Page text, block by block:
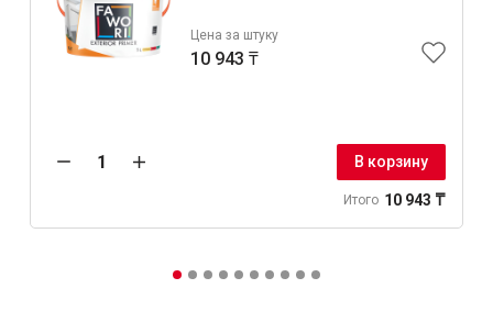
Цена за штуку
10 943 ₸
В корзину
Итого 10 943 ₸